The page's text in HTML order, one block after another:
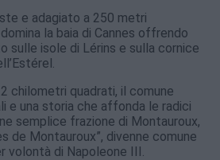
e adagiato a 250 metri
la baia di Cannes offrendo
sulle isole di Lérins e sulla cornice
chilometri quadrati, il comune
e una storia che affonda le radici
semplice frazione di Montauroux,
de Montauroux”, divenne comune
volontà di Napoleone III.